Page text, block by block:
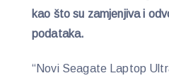
kao što su zamjenjiva i
podataka.
“Novi Seagate Laptop